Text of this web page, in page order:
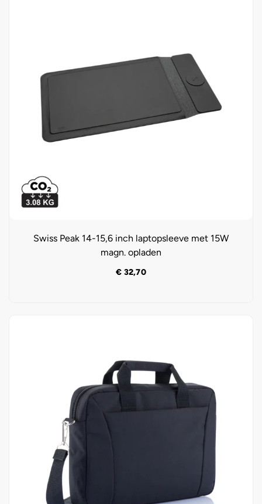
Swiss Peak 14-15,6 inch laptopsleeve met 15W
magn. opladen
€ 32,70